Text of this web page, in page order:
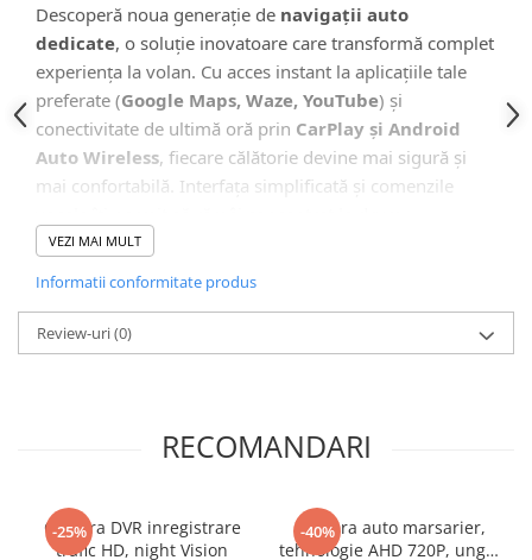
Camera Marsarier
Camera Trafic DVR
Rama adaptare
Camera marsarier dedicata
Adaptoare Navigatii
Camera frontala
Accesorii auto
Suport Telefon
Redresoare Auto
Modulatoare Auto FM
Descoperă noua generație de navigații auto
dedicate, o soluție inovatoare care transformă complet
experiența la volan. Cu acces instant la aplicațiile tale
preferate (Google Maps, Waze, YouTube) și
conectivitate de ultimă oră prin CarPlay și Android
Auto Wireless, fiecare călătorie devine mai sigură și
mai confortabilă. Interfața simplificată și comenzile
🖥️ Interfață Intuitivă și Modernă
VEZI MAI MULT
Informatii conformitate produs
Review-uri(0)
RECOMANDARI
-25%
Camera DVR inregistrare
trafic HD, night Vision
-40%
Camera auto marsarier,
tehnologie AHD 720P, unghi